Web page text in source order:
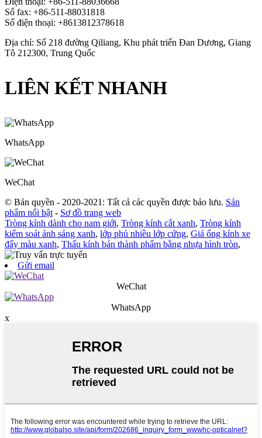
Số fax: +86-511-88031818
Số điện thoại: +8613812378618
Địa chỉ: Số 218 đường Qiliang, Khu phát triển Đan Dương, Giang
Tô 212300, Trung Quốc
LIÊN KẾT NHANH
WhatsApp
WeChat
© Bản quyền - 2020-2021: Tất cả các quyền được bảo lưu. Sản
phẩm nổi bật - Sơ đồ trang web
Tròng kính dành cho nam giới, Tròng kính cắt xanh, Tròng kính
kiểm soát ánh sáng xanh, lớp phủ nhiều lớp cứng, Giá ống kính xe
đẩy màu xanh, Thấu kính bán thành phẩm bằng nhựa hình tròn,
Gửi email
WeChat
WhatsApp
x